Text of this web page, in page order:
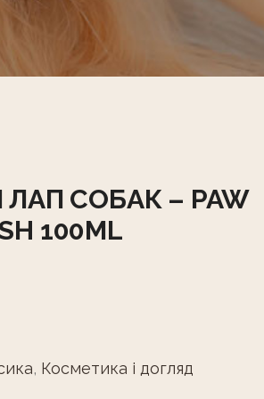
СОБАК – PAW
100ML
, Косметика і догляд